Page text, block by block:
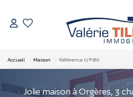
À Vendre
Vendus
Accueil Maison Référence 129180
Jolie maison à Orgères, 3